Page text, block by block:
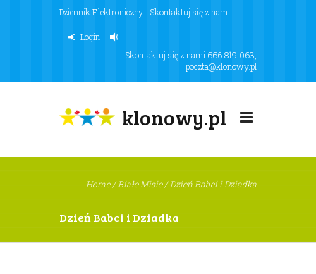
Dziennik Elektroniczny Skontaktuj się z nami
Login
Skontaktuj się z nami 666 819 063
poczta@klonowy.pl
klonowy.pl
Home/Białe Misie/Dzień Babci i Dziadka
Dzień Babci i Dziadka